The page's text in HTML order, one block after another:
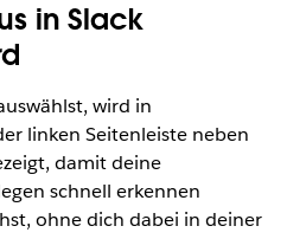
in Slack
wird in
linken Seitenleiste neben
damit deine
schnell erkennen
ohne dich dabei in deiner